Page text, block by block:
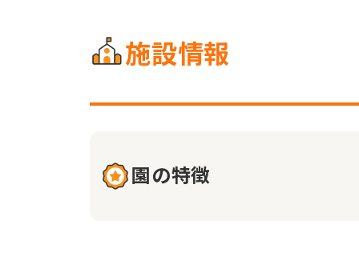
施設情報
園の特徴